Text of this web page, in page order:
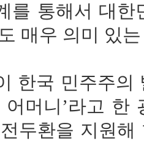
를 통해서 대
매우 의미 있
한국 민주주
어머니’라고 한
두환을 지원